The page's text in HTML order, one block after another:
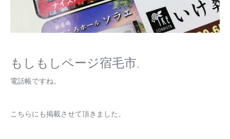
もしもしページ宿毛市。
電話帳ですね。
こちらにも掲載させて頂きました。